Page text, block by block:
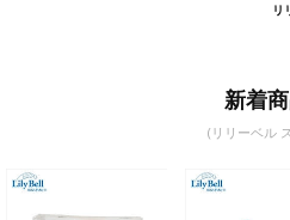
リ
新着
(リリーベル